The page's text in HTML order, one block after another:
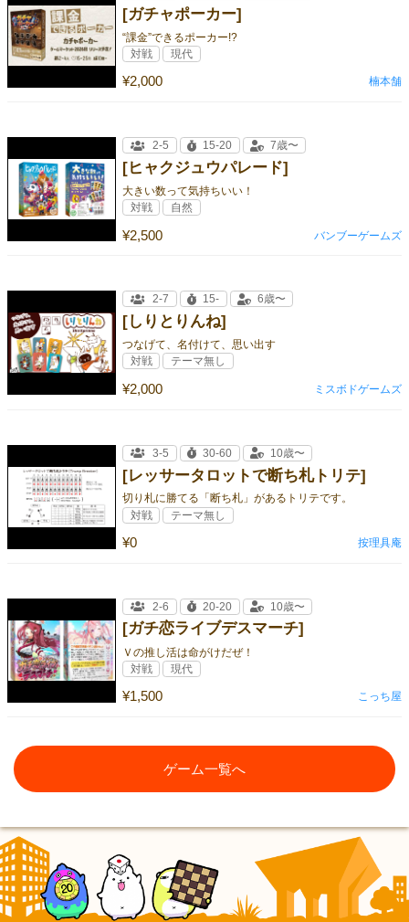
[ガチャポーカー]
“課金”できるポーカー!?
¥2,000
対戦 現代
楠本舗
[ヒャクジュウパレード]
大きい数って気持ちいい！
¥2,500
2-5 15-20 7歳〜
対戦 自然
バンブーゲームズ
[しりとりんね]
つなげて、名付けて、思い出す
¥2,000
2-7 15- 6歳〜
対戦 テーマ無し
ミスボドゲームズ
[レッサータロットで断ち札トリテ]
切り札に勝てる「断ち札」があるトリテです。
¥0
3-5 30-60 10歳〜
対戦 テーマ無し
按理具庵
[ガチ恋ライブデスマーチ]
Ｖの推し活は命がけだぜ！
¥1,500
2-6 20-20 10歳〜
対戦 現代
こっち屋
ゲーム一覧へ